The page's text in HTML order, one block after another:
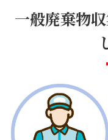
一般廃棄物